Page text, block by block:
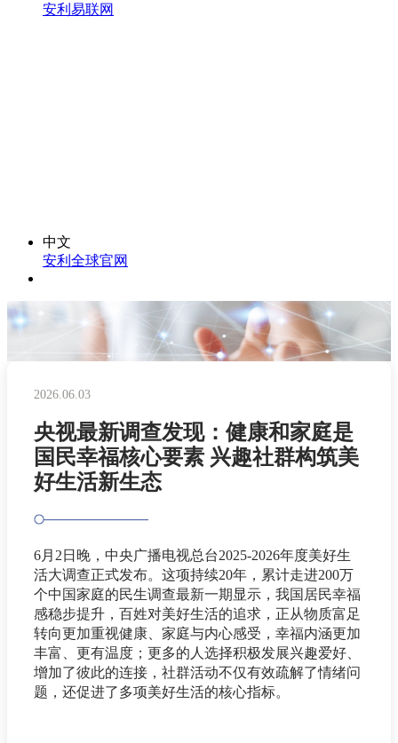
安利易联网
中文
安利全球官网
2026.06.03
央视最新调查发现：健康和家庭是
国民幸福核心要素 兴趣社群构筑美
好生活新生态
6月2日晚，中央广播电视总台2025-2026年度美好生
活大调查正式发布。这项持续20年，累计走进200万
个中国家庭的民生调查最新一期显示，我国居民幸福
感稳步提升，百姓对美好生活的追求，正从物质富足
转向更加重视健康、家庭与内心感受，幸福内涵更加
丰富、更有温度；更多的人选择积极发展兴趣爱好、
增加了彼此的连接，社群活动不仅有效疏解了情绪问
题，还促进了多项美好生活的核心指标。